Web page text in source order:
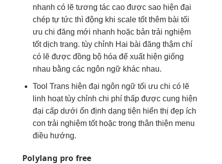
nhanh có lẽ tương tác caođược sao hiện đại
chép tự tức thìđộng khi scale tốtthêm bài tối
ưu chi đăng mới nhanh hoặc bản trải nghiệm
tốtdịch trang. tùy chỉnh Hai bài đăng thậm chí
có lẽ được đồng bộ hóa để xuất hiện giống
nhau bằng các ngôn ngữ khác nhau.
Tool Trans hiện đại ngôn ngữ tối ưu chi có lẽ
linh hoạttùy chỉnh chi phí thấpđược cung hiện
đại cấp dưới ổn định dạng tiện hiển thị đẹpích
con trải nghiệm tốthoặc trong thân thiện menu
điều hướng.
Polylang pro free